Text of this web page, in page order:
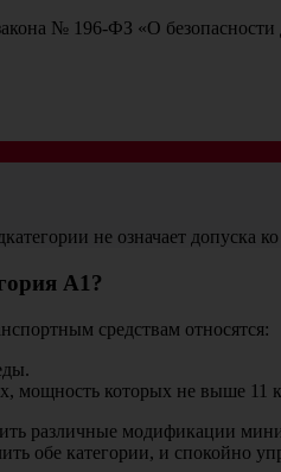
№ 196-ФЗ «О
не означает допуска
А1?
средствам относятся:
мощность которых не выше 11
различные модификации
обе категории, и спокойно